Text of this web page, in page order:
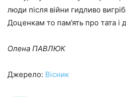
люди після війни гидливо
Доценкам то пам’ять про тата і
Олена ПАВЛЮК
Джерело: Вісник